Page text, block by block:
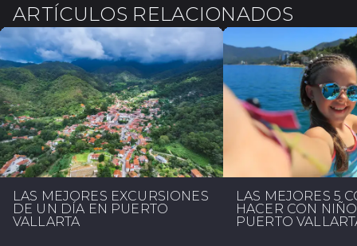
ARTÍCULOS RELACIONADOS
LAS MEJORES EXCURSIONES
DE UN DÍA EN PUERTO
VALLARTA
LAS MEJORES 5
HACER CON
PUERTO